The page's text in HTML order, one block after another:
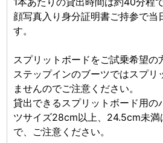
顔写真入り身分証明書ご持参で当
す。
スプリットボードをご試乗希望の
ステップインのブーツではスプリ
ませんのでご注意ください。
貸出できるスプリットボード用の
ツサイズ28cm以上、24.5cm未満
で、ご注意ください。